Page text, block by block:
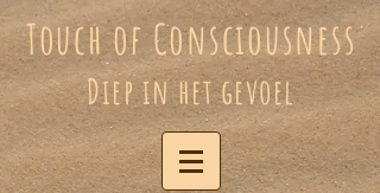
Touch of Consciousness
Diep in het gevoel